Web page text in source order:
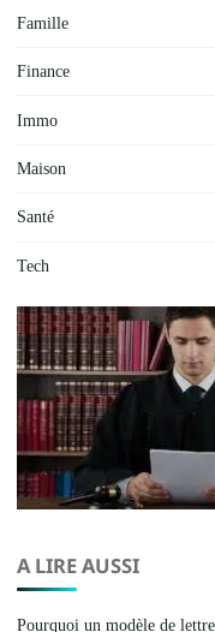
Famille
Finance
Immo
Maison
Santé
Tech
A LIRE AUSSI
Pourquoi un modèle de